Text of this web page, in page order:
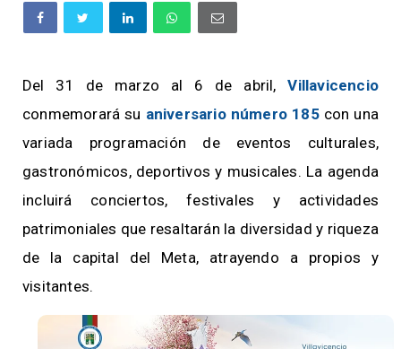
Del 31 de marzo al 6 de abril,Villavicencio
conmemorará su aniversario número 185 con una
variada programación de eventos culturales,
gastronómicos, deportivos y musicales. La agenda
incluirá conciertos, festivales y actividades
patrimoniales que resaltarán la diversidad y riqueza
de la capital del Meta, atrayendo a propios y
visitantes.